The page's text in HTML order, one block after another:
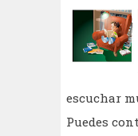
escuchar
Puedes